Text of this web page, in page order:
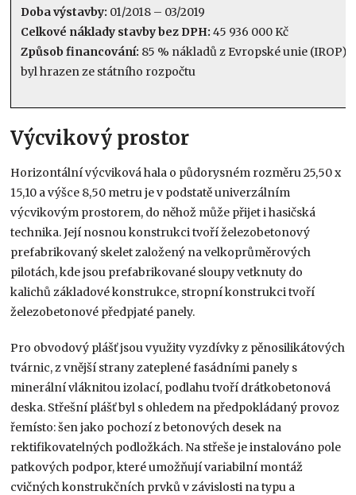
Doba výstavby: 01/2018 – 03/2019
Celkové náklady stavby bez DPH: 45 936 000 Kč
Způsob financování: 85 % nákladů z Evropské unie (IROP),
byl hrazen ze státního rozpočtu
Výcvikový prostor
Horizontální výcviková hala o půdorysném rozměru 25,50 x
15,10 a výšce 8,50 metru je v podstatě univerzálním
výcvikovým prostorem, do něhož může přijet i hasičská
technika. Její nosnou konstrukci tvoří železobetonový
prefabrikovaný skelet založený na velkoprůměrových
pilotách, kde jsou prefabrikované sloupy vetknuty do
kalichů základové konstrukce, stropní konstrukci tvoří
železobetonové předpjaté panely.
Pro obvodový plášť jsou využity vyzdívky z pěnosilikátových
tvárnic, z vnější strany zateplené fasádními panely s
minerální vláknitou izolací, podlahu tvoří drátkobetonová
deska. Střešní plášť byl s ohledem na předpokládaný provoz
řemísto: šen jako pochozí z betonových desek na
rektifikovatelných podložkách. Na střeše je instalováno pole
patkových podpor, které umožňují variabilní montáž
cvičných konstrukčních prvků v závislosti na typu a